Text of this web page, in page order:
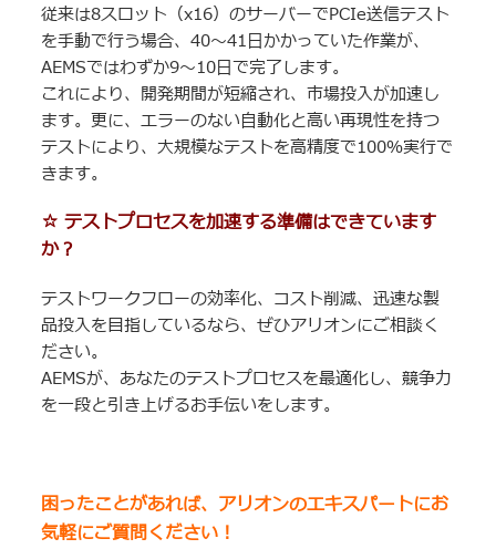
従来は8スロット（x16）のサーバーでPCIe送信テスト
を手動で行う場合、40～41日かかっていた作業が、
AEMSではわずか9～10日で完了します。
これにより、開発期間が短縮され、市場投入が加速し
ます。更に、エラーのない自動化と高い再現性を持つ
テストにより、大規模なテストを高精度で100％実行で
きます。
☆ テストプロセスを加速する準備はできています
か？
テストワークフローの効率化、コスト削減、迅速な製
品投入を目指しているなら、ぜひアリオンにご相談く
ださい。
AEMSが、あなたのテストプロセスを最適化し、競争力
を一段と引き上げるお手伝いをします。
困ったことがあれば、アリオンのエキスパートにお
気軽にご質問ください！